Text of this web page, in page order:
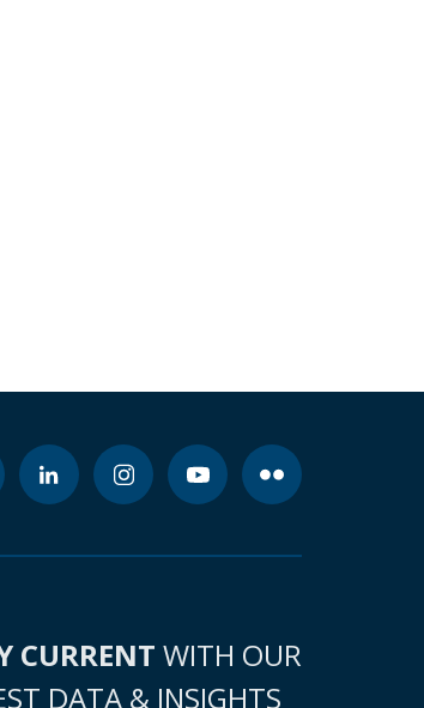
CURRENT WITH OUR
DATA & INSIGHTS